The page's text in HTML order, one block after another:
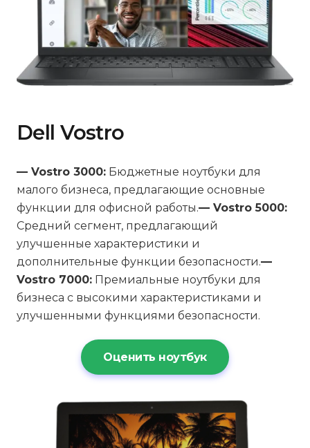
Dell Vostro
— Vostro 3000: Бюджетные ноутбуки для
малого бизнеса, предлагающие основные
функции для офисной работы.— Vostro 5000:
Средний сегмент, предлагающий
улучшенные характеристики и
дополнительные функции безопасности.—
Vostro 7000: Премиальные ноутбуки для
бизнеса с высокими характеристиками и
улучшенными функциями безопасности.
Оценить ноутбук